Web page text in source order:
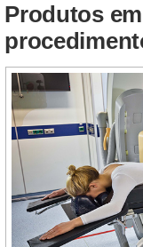
Produtos